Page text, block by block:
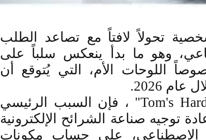
تحولاً لافتاً مع تصاعد الطلب
وهو ما بدأ ينعكس سلباً على
اللوحات الأم، التي يُتوقع أن
.
"Tom's ، فإن السبب الرئيسي
توجيه صناعة الشرائح الإلكترونية
الاصطناعي، على حساب مكونات